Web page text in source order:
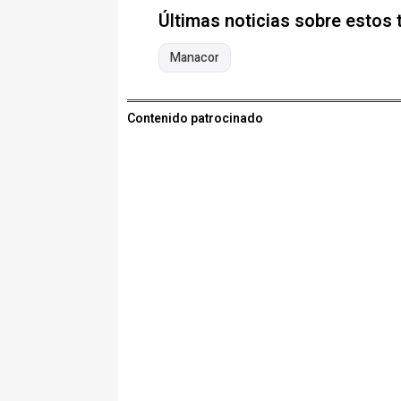
Últimas noticias sobre estos
Manacor
Contenido patrocinado